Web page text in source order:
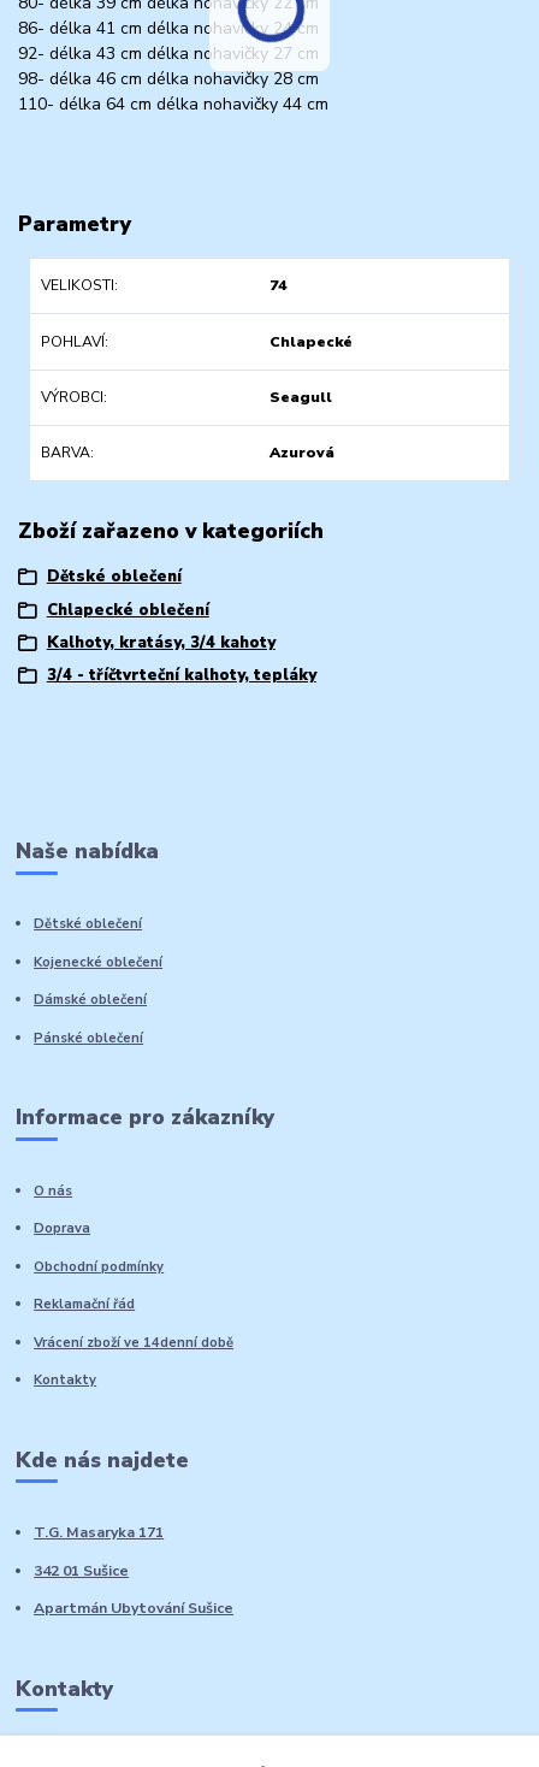
86- délka 41 cm délka nohavičky 24 cm
92- délka 43 cm délka nohavičky 27 cm
98- délka 46 cm délka nohavičky 28 cm
110- délka 64 cm délka nohavičky 44 cm
Parametry
VELIKOSTI 74
POHLAVÍ Chlapecké
VÝROBCI Seagull
BARVA Azurová
Zboží zařazeno v kategoriích
Dětské oblečení
Chlapecké oblečení
Kalhoty, kratásy, 3/4 kahoty
3/4 - tříčtvrteční kalhoty, tepláky
Naše nabídka
Dětské oblečení
Kojenecké oblečení
Dámské oblečení
Pánské oblečení
Informace pro zákazníky
O nás
Doprava
Obchodní podmínky
Reklamační řád
Vrácení zboží ve 14denní době
Kontakty
Kde nás najdete
T.G. Masaryka 171
342 01 Sušice
Apartmán Ubytování Sušice
Kontakty